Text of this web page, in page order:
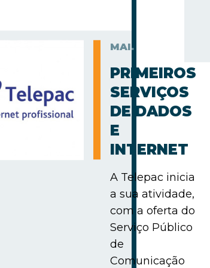
MAI.
PRIMEIROS
SERVIÇOS
DE DADOS
E
INTERNET
A Telepac inicia
a sua atividade,
com a oferta do
Serviço Público
de
Comunicação